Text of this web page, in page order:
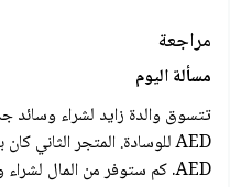
مراجعة
مسألة اليوم
AED. كم ستوفر من المال لشراء وسائد من المتجر الثاني ؟ 16 AED